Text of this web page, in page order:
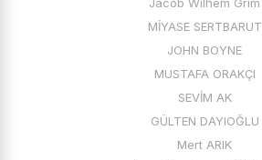
Jacob Wılhem Grim
MİYASE SERTBARUT
JOHN BOYNE
MUSTAFA ORAKÇI
SEVİM AK
GÜLTEN DAYIOĞLU
Mert ARIK